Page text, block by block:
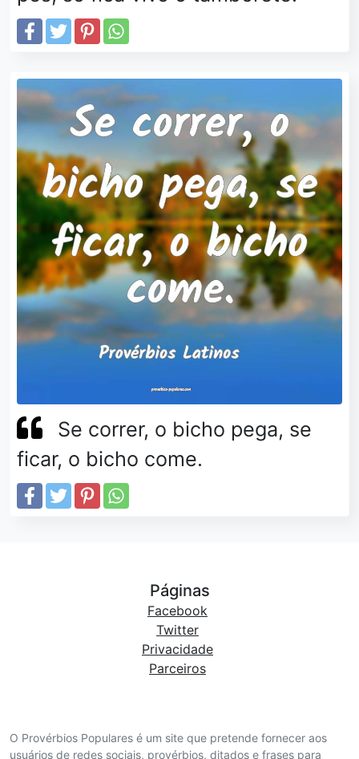
Se correr, o bicho pega, se
ficar, o bicho come.
O Provérbios Populares é um site que pretende fornecer aos
usuários de redes sociais, provérbios, ditados e frases para
Páginas
Facebook
Twitter
Privacidade
Parceiros